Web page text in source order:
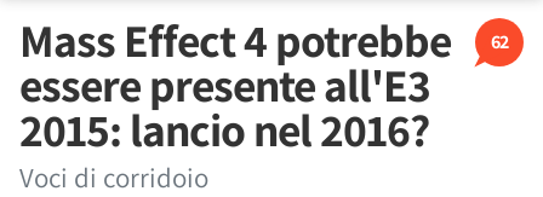
62
Mass Effect 4 potrebbe
essere presente all'E3
2015: lancio nel 2016?
Voci di corridoio